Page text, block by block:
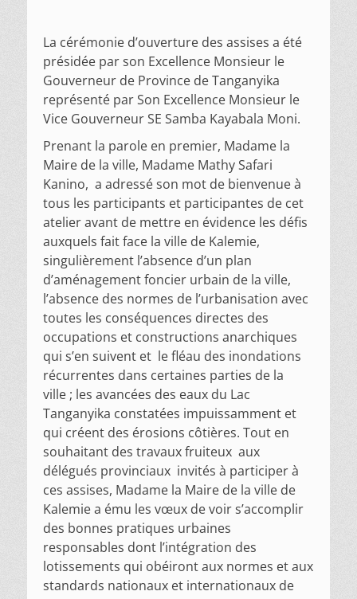
La cérémonie d’ouverture des assises a été
présidée par son Excellence Monsieur le
Gouverneur de Province de Tanganyika
représenté par Son Excellence Monsieur le
Vice Gouverneur SE Samba Kayabala Moni.
Prenant la parole en premier, Madame la
Maire de la ville, Madame Mathy Safari
Kanino, a adressé son mot de bienvenue à
tous les participants et participantes de cet
atelier avant de mettre en évidence les défis
auxquels fait face la ville de Kalemie,
singulièrement l’absence d’un plan
d’aménagement foncier urbain de la ville,
l’absence des normes de l’urbanisation avec
toutes les conséquences directes des
occupations et constructions anarchiques
qui s’en suivent et le fléau des inondations
récurrentes dans certaines parties de la
ville ; les avancées des eaux du Lac
Tanganyika constatées impuissamment et
qui créent des érosions côtières. Tout en
souhaitant des travaux fruiteux aux
délégués provinciaux invités à participer à
ces assises, Madame la Maire de la ville de
Kalemie a ému les vœux de voir s’accomplir
des bonnes pratiques urbaines
responsables dont l’intégration des
lotissements qui obéiront aux normes et aux
standards nationaux et internationaux de